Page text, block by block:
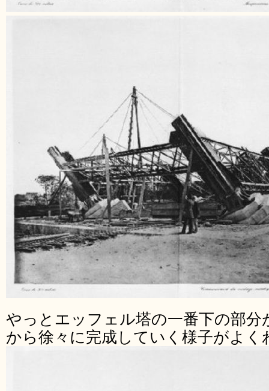
やっとエッフェル塔の一番下の部
から徐々に完成していく様子がよく